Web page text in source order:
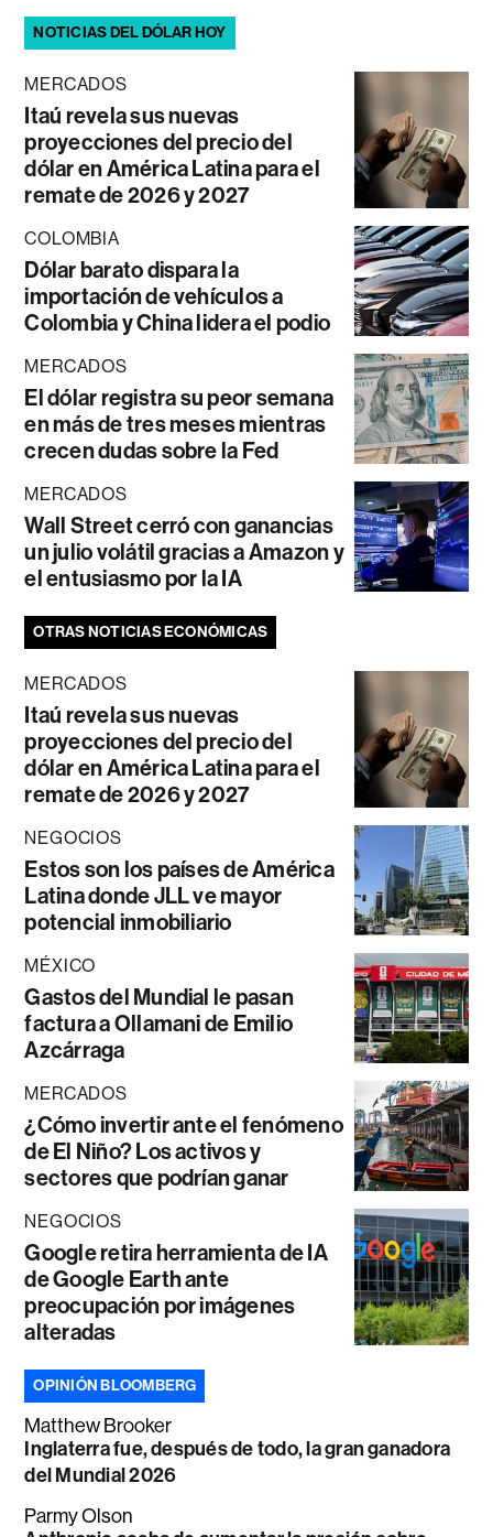
NOTICIAS DEL DÓLAR HOY
MERCADOS
Itaú revela sus nuevas
proyecciones del precio del
dólar en América Latina para el
remate de 2026 y 2027
COLOMBIA
Dólar barato dispara la
importación de vehículos a
Colombia y China lidera el podio
MERCADOS
El dólar registra su peor semana
en más de tres meses mientras
crecen dudas sobre la Fed
MERCADOS
Wall Street cerró con ganancias
un julio volátil gracias a Amazon y
el entusiasmo por la IA
OTRAS NOTICIAS ECONÓMICAS
MERCADOS
Itaú revela sus nuevas
proyecciones del precio del
dólar en América Latina para el
remate de 2026 y 2027
NEGOCIOS
Estos son los países de América
Latina donde JLL ve mayor
potencial inmobiliario
MÉXICO
Gastos del Mundial le pasan
factura a Ollamani de Emilio
Azcárraga
MERCADOS
¿Cómo invertir ante el fenómeno
de El Niño? Los activos y
sectores que podrían ganar
NEGOCIOS
Google retira herramienta de IA
de Google Earth ante
preocupación por imágenes
alteradas
OPINIÓN BLOOMBERG
Matthew Brooker
Inglaterra fue, después de todo, la gran ganadora
del Mundial 2026
Parmy Olson